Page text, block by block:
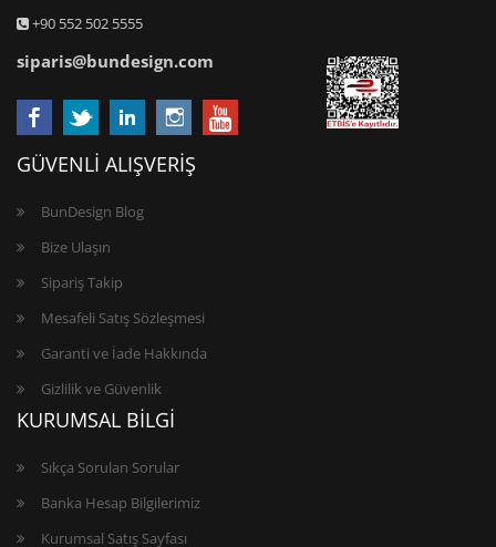
+90 552 502 5555
siparis@bundesign.com
GÜVENLİ ALIŞVERİŞ
BunDesign Blog
Bize Ulaşın
Sipariş Takip
Mesafeli Satış Sözleşmesi
Garanti ve İade Hakkında
Gizlilik ve Güvenlik
KURUMSAL BİLGİ
Sıkça Sorulan Sorular
Banka Hesap Bilgilerimiz
Kurumsal Satış Sayfası